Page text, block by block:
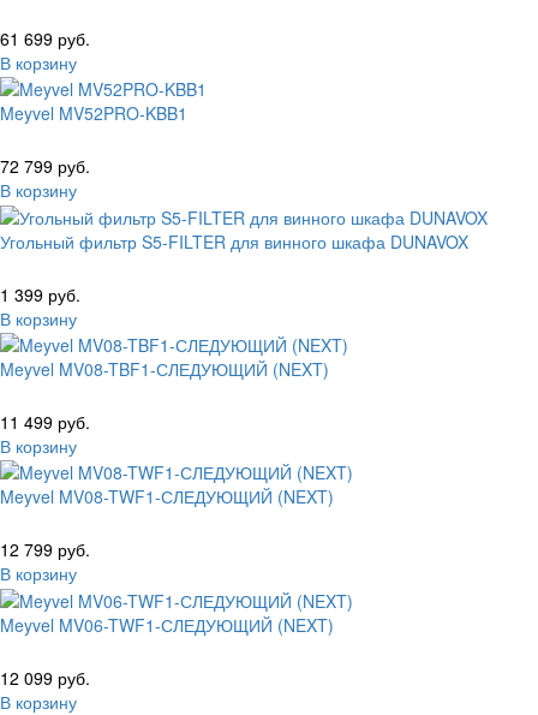
61 699 руб.
В корзину
Meyvel MV52PRO-KBB1
72 799 руб.
В корзину
Угольный фильтр S5-FILTER для винного шкафа DUNAVOX
1 399 руб.
В корзину
Meyvel MV08-TBF1-СЛЕДУЮЩИЙ (NEXT)
11 499 руб.
В корзину
Meyvel MV08-TWF1-СЛЕДУЮЩИЙ (NEXT)
12 799 руб.
В корзину
Meyvel MV06-TWF1-СЛЕДУЮЩИЙ (NEXT)
12 099 руб.
В корзину